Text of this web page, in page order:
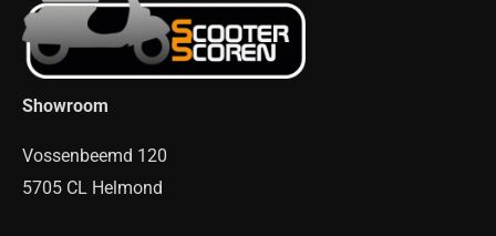
Showroom
Vossenbeemd 120
5705 CL Helmond